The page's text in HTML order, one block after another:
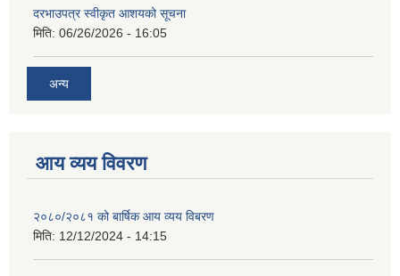
दरभाउपत्र स्वीकृत आशयको सूचना
मिति: 06/26/2026 - 16:05
अन्य
आय व्यय विवरण
२०८०/२०८१ को बार्षिक आय व्यय विबरण
मिति: 12/12/2024 - 14:15